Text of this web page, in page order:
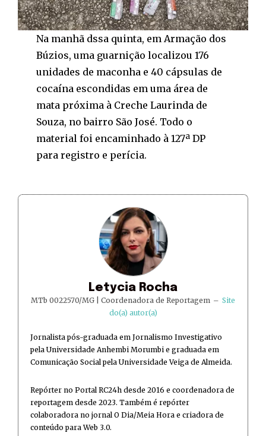
Na manhã dssa quinta, em Armação dos
Búzios, uma guarnição localizou 176
unidades de maconha e 40 cápsulas de
cocaína escondidas em uma área de
mata próxima à Creche Laurinda de
Souza, no bairro São José. Todo o
material foi encaminhado à 127ª DP
para registro e perícia.
Letycia Rocha
MTb 0022570/MG | Coordenadora de Reportagem – Site
do(a) autor(a)
Jornalista pós-graduada em Jornalismo Investigativo
pela Universidade Anhembi Morumbi e graduada em
Comunicação Social pela Universidade Veiga de Almeida.
Repórter no Portal RC24h desde 2016 e coordenadora de
reportagem desde 2023. Também é repórter
colaboradora no jornal O Dia/Meia Hora e criadora de
conteúdo para Web 3.0.